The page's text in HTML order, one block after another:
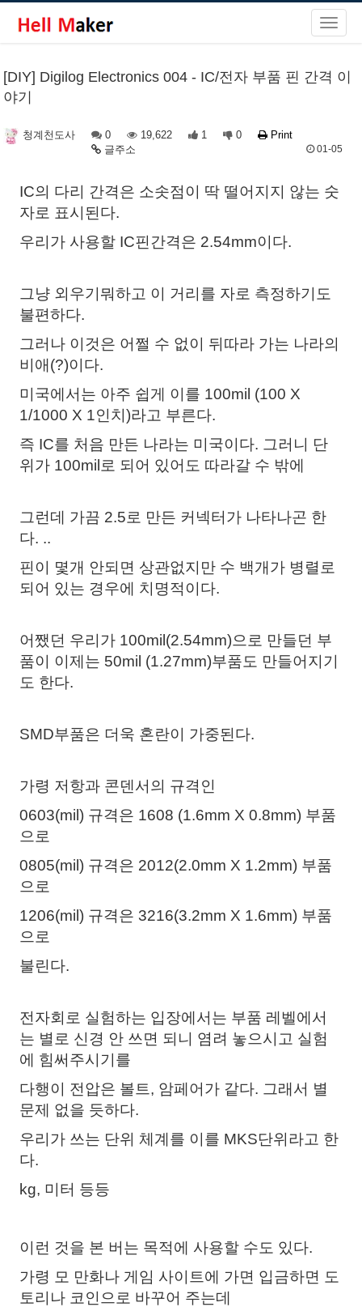
[DIY] Digilog Electronics 004 - IC/전자 부품 핀 간격 이
야기
청계천도사 0 19,622 1 0
Print
글주소
01-05
IC의 다리 간격은 소솟점이 딱 떨어지지 않는 숫
자로 표시된다.
우리가 사용할 IC핀간격은 2.54mm이다.
그냥 외우기뭐하고 이 거리를 자로 측정하기도
불편하다.
그러나 이것은 어쩔 수 없이 뒤따라 가는 나라의
비애(?)이다.
미국에서는 아주 쉽게 이를 100mil (100 X
1/1000 X 1인치)라고 부른다.
즉 IC를 처음 만든 나라는 미국이다. 그러니 단
위가 100mil로 되어 있어도 따라갈 수 밖에
그런데 가끔 2.5로 만든 커넥터가 나타나곤 한
다. ..
핀이 몇개 안되면 상관없지만 수 백개가 병렬로
되어 있는 경우에 치명적이다.
어쨌던 우리가 100mil(2.54mm)으로 만들던 부
품이 이제는 50mil (1.27mm)부품도 만들어지기
도 한다.
SMD부품은 더욱 혼란이 가중된다.
가령 저항과 콘덴서의 규격인
0603(mil) 규격은 1608 (1.6mm X 0.8mm) 부품
으로
0805(mil) 규격은 2012(2.0mm X 1.2mm) 부품
으로
1206(mil) 규격은 3216(3.2mm X 1.6mm) 부품
으로
불린다.
전자회로 실험하는 입장에서는 부품 레벨에서
는 별로 신경 안 쓰면 되니 염려 놓으시고 실험
에 힘써주시기를
다행이 전압은 볼트, 암페어가 같다. 그래서 별
문제 없을 듯하다.
우리가 쓰는 단위 체계를 이를 MKS단위라고 한
다.
kg, 미터 등등
이런 것을 본 버는 목적에 사용할 수도 있다.
가령 모 만화나 게임 사이트에 가면 입금하면 도
토리나 코인으로 바꾸어 주는데